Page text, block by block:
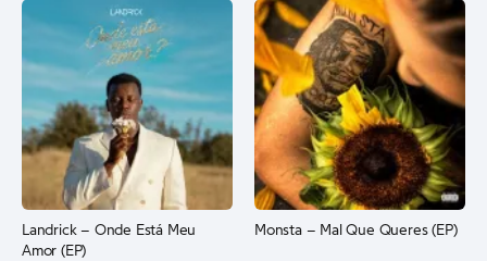
Landrick – Onde Está Meu
Amor (EP)
Monsta – Mal Que Queres (EP)